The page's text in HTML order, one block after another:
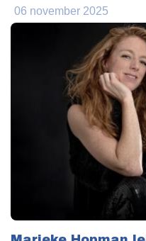
06 november 2025